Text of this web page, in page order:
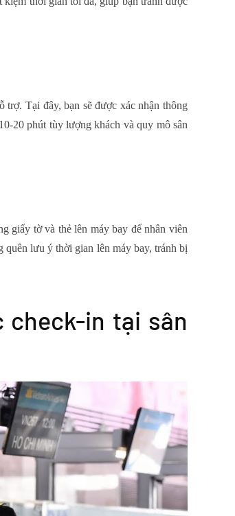
trợ. Tại đây, bạn sẽ được xác nhận thông
20 phút tùy lượng khách và quy mô sân
giấy tờ và thẻ lên máy bay để nhân viên
quên lưu ý thời gian lên máy bay, tránh bị
check-in tại sân